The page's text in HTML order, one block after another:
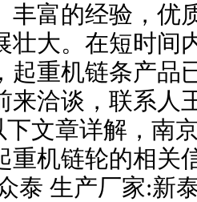
丰富的经验，优
壮大。在短时间
起重机链条产品
来洽谈，联系人
下文章详解，南
重机链轮的相关
泰 生产厂家:新